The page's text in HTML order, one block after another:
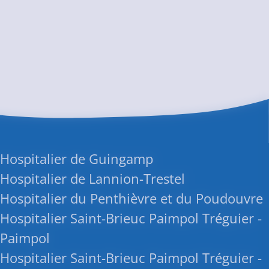
de Guingamp
de Lannion-Trestel
du Penthièvre et du Poudouvre
Saint-Brieuc Paimpol Tréguier -
Saint-Brieuc Paimpol Tréguier -